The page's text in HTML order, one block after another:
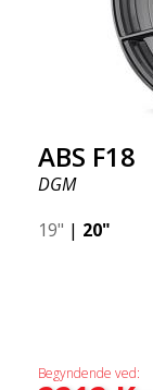
ABS F18
DGM
19" | 20"
Begyndende ved: